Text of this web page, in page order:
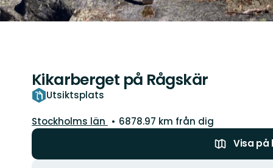
Kikarberget på Rågskär
Utsiktsplats
Län:
Stockholms län
6878.97 km från dig
Visa på